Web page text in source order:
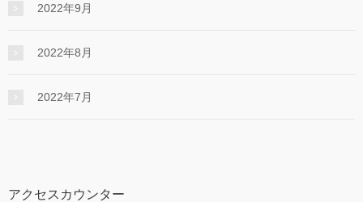
2022年9月
2022年8月
2022年7月
アクセスカウンター